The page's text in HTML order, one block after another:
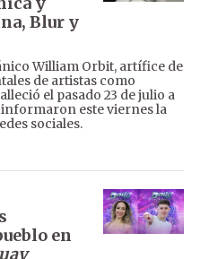
Blur y
William Orbit, artífice de
de artistas como
el pasado 23 de julio a
informaron este viernes la
sociales.
en